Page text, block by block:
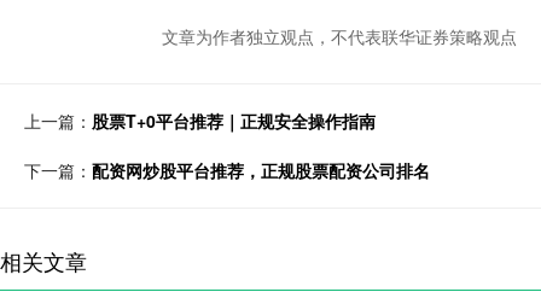
文章为作者独立观点，不代表联华证券策略观点
上一篇： 股票T+0平台推荐｜正规安全操作指南
下一篇： 配资网炒股平台推荐，正规股票配资公司排名
相关文章